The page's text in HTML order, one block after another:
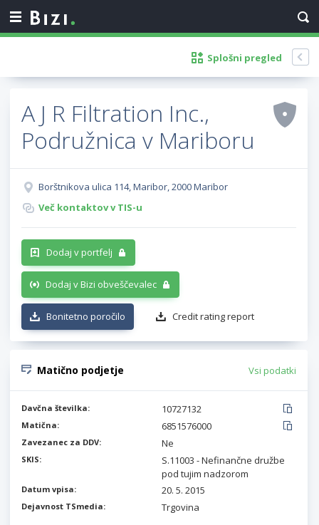
Splošni pregled
A J R Filtration Inc.,
Podružnica v Mariboru
Borštnikova ulica 114, Maribor, 2000 Maribor
Več kontaktov v TIS-u
Dodaj v portfelj
Dodaj v Bizi obveščevalec
Bonitetno poročilo Credit rating report
Matično podjetje Vsi podatki
Davčna številka: 10727132
Matična: 6851576000
Zavezanec za DDV: Ne
SKIS:
S.11003 - Nefinančne družbe
pod tujim nadzorom
Datum vpisa: 20. 5. 2015
Dejavnost TSmedia: Trgovina